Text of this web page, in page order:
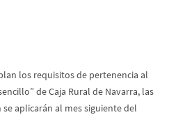
los requisitos de pertenencia al
de Caja Rural de Navarra, las
aplicarán al mes siguiente del